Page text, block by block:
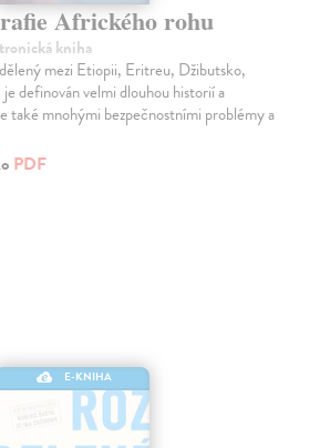
Afrického rohu
kniha
mezi Etiopii, Eritreu, Džibutsko,
je definován velmi dlouhou historií a
také mnohými bezpečnostními problémy a
PDF
E-KNIHA